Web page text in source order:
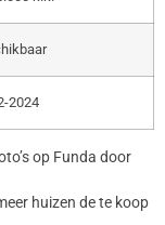
2024
op Funda door
huizen de te koop